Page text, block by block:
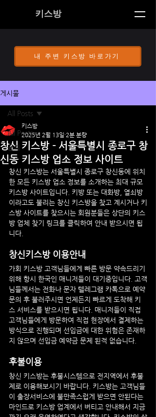
키스방
내 주변 키스방 바로가기
게시물
All Posts
공지
All Posts
창신 키스방 - 서울특별시 종로구 창
신동 키스방 업소 정보 사이트
키스방
2025년 2월 13일 2분 분량
창신 키스방는 서울특별시 종로구 창신동에 위치
한 모든 키스방 업소 정보를 소개하는 최대 규모
키스방 사이트입니다. 키방 또는 대화방, 열쇠방
이라고도 불리는 창신
키스방을 찾고 계시거나 키
스방 사이트를 찾으시는 회원분들은 상단의 키스
방 업체 찾기 링크를 클릭하여 안내 받으시면 됩
니다.
창신키스방 이용안내
가회 키스방 고객님들에게 빠른 방문 약속드리기
위해 항시 한국인 매니저들이 대기중입니다. 고객
님들께서는 전화나 문자 텔레그램 카톡으로 예약
문의 후 불러주시면 언제든지 빠르게 도착해 키
스 서비스를 받으시면 됩니다. 매니저들이 직접
고객님들에게 방문하여 직접 현장에서 결제하는
방식으로 진행되며 선입금에 대한 위험은 존재하
지 않으며 선입금 예약금 문제 된적 없습니다.
후불이용
창신 키스방는 후불시스템으로 전지역에서 후불
제로 이용해보시기 바랍니다. 키스방는 고객님들
이 출장서비스에 불만족스럽게 받으면 안된다는
마인드로 키스방 업계에서 버티고 안내해서 지금